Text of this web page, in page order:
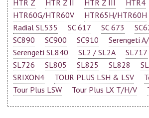
HTR Z
HTR Z II HTR Z III
HTR4
HTR60G/HTR60V
HTR65H/HTR60H
Radial SL535
SC 617 SC 673
SC890
SC900 SC910
Serengeti
Serengeti SL840
SL2 / SL2A SL717
SL726
SL805 SL825 SL828
SRIXON4
TOUR PLUS LSH & LSV
Tour Plus LSW
Tour Plus LX T/H/V